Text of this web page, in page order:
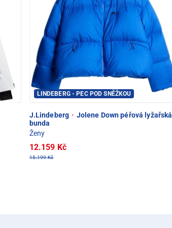
LINDEBERG - PEC POD SNĚŽKOU
J.Lindeberg · Jolene Down péřová lyžařská
bunda
Ženy
12.159 Kč
15.199 Kč